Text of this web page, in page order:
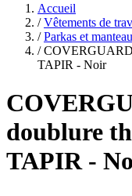
Accueil
/ Vêtements de
/ Parkas et
/ COVERGUARD
TAPIR - Noir
doublure
TAPIR -